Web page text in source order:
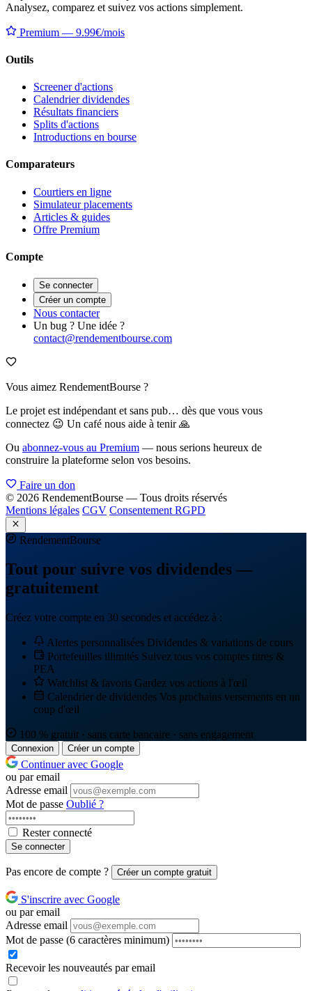
Analysez, comparez et suivez vos actions simplement.
Premium — 9.99€/mois
Outils
Screener d'actions
Calendrier dividendes
Résultats financiers
Splits d'actions
Introductions en bourse
Comparateurs
Courtiers en ligne
Simulateur placements
Articles & guides
Offre Premium
Compte
Se connecter
Créer un compte
Nous contacter
Un bug ? Une idée ?
contact@rendementbourse.com
Vous aimez RendementBourse ?
Le projet est indépendant et sans pub… dès que vous vous
connectez 😉 Un café nous aide à tenir 🙏
Ou abonnez-vous au Premium — nous serions heureux de
construire la plateforme selon vos besoins.
Faire un don
© 2026 RendementBourse — Tous droits réservés
Mentions légales CGV Consentement RGPD
RendementBourse
Tout pour suivre vos dividendes —
gratuitement
Créez votre compte en 30 secondes et accédez à :
Alertes personnalisées Dividendes & variations de cours
Portefeuilles illimités Suivez tous vos comptes titres &
PEA
Watchlist & favoris Gardez vos actions à l'œil
Calendrier de dividendes Vos prochains versements en un
coup d'œil
100 % gratuit · sans carte bancaire · sans engagement
Connexion Créer un compte
Continuer avec Google
ou par email
Adresse email
Mot de passe Oublié ?
Rester connecté
Se connecter
Pas encore de compte ? Créer un compte gratuit
S'inscrire avec Google
ou par email
Adresse email
Mot de passe (6 caractères minimum)
Recevoir les nouveautés par email